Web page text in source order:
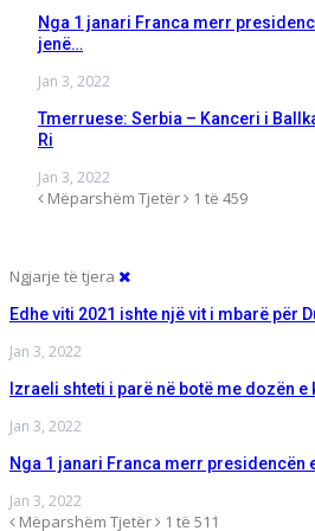
Nga 1 janari Franca merr
jenë…
Jan 3, 2022
Tmerruese: Serbia – Kanceri i
Ri
Jan 3, 2022
Mëparshëm Tjetër 1 të 459
Ngjarje të tjera
Edhe viti 2021 ishte një vit i mbarë për
Jan 3, 2022
Izraeli shteti i parë në botë me dozën
Jan 3, 2022
Nga 1 janari Franca merr presidencën
Jan 3, 2022
Mëparshëm Tjetër 1 të 511